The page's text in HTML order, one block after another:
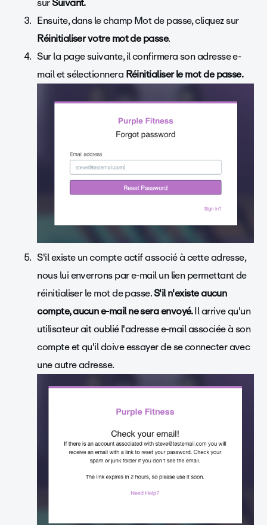
Ensuite, dans le champ Mot de passe, cliquez sur
Réinitialiser votre mot de passe.
Sur la page suivante, il confirmera son adresse e-
mail et sélectionneraRéinitialiser le mot de passe.
S'il existe un compte actif associé à cette adresse,
nous lui enverrons par e-mail un lien permettant de
réinitialiser le mot de passe.S'il n'existe aucun
compte, aucun e-mail ne sera envoyé.Il arrive qu'un
utilisateur ait oublié l'adresse e-mail associée à son
compte et qu'il doive essayer de se connecter avec
une autre adresse.